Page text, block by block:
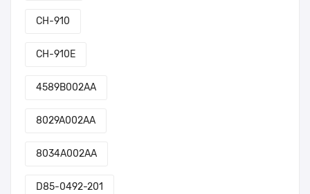
CH-910
CH-910E
4589B002AA
8029A002AA
8034A002AA
D85-0492-201